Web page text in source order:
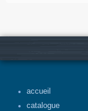
accueil
catalogue